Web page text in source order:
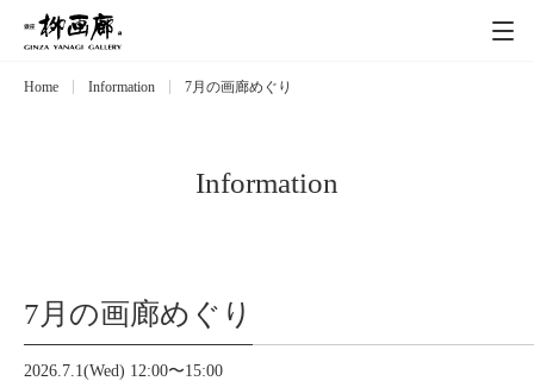
Exhibitions
Art works
Home Information 7月の画廊めぐり
Information
7月の画廊めぐり
2026.7.1(Wed) 12:00〜15:00